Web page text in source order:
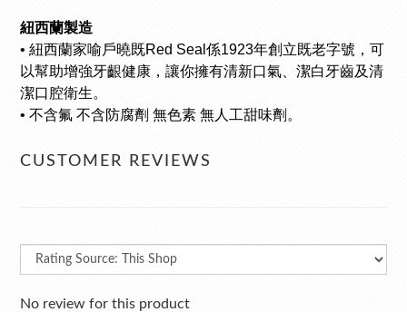
紐西蘭製造
• 紐西蘭家喻戶曉既Red Seal係1923年創立既老字號，可
以幫助增強牙齦健康，讓你擁有清新口氣、潔白牙齒及清
潔口腔衛生。
• 不含氟 不含防腐劑 無色素 無人工甜味劑。
CUSTOMER REVIEWS
No review for this product